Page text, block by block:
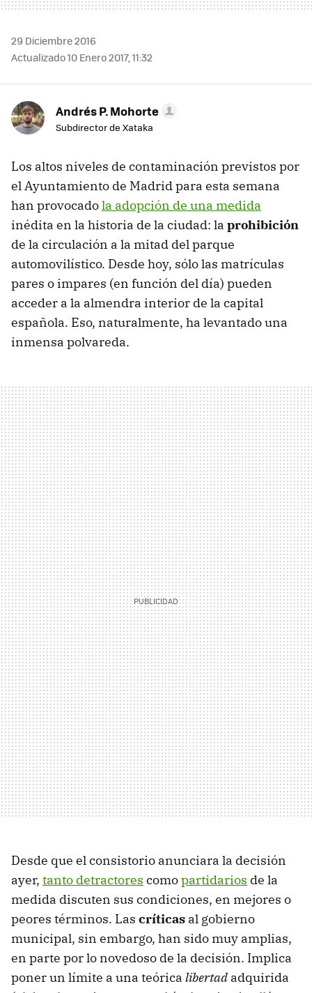
29 Diciembre 2016
Actualizado 10 Enero 2017, 11:32
Andrés P. Mohorte
Subdirector de Xataka
Los altos niveles de contaminación previstos por
el Ayuntamiento de Madrid para esta semana
han provocadola adopción de una medida
inédita en la historia de la ciudad: la prohibición
de la circulación a la mitad del parque
automovilístico. Desde hoy, sólo las matrículas
pares o impares (en función del día) pueden
acceder a la almendra interior de la capital
española. Eso, naturalmente, ha levantado una
inmensa polvareda.
Desde que el consistorio anunciara la decisión
ayer, tanto detractores comopartidarios de la
medida discuten sus condiciones, en mejores o
peores términos. Las críticas al gobierno
municipal, sin embargo, han sido muy amplias,
en parte por lo novedoso de la decisión. Implica
poner un límite a una teórica libertad adquirida